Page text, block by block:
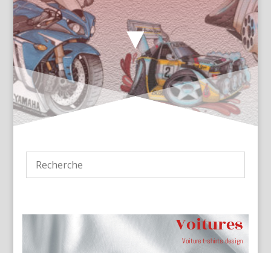
▼
Voitures
Voiture t-shirts design